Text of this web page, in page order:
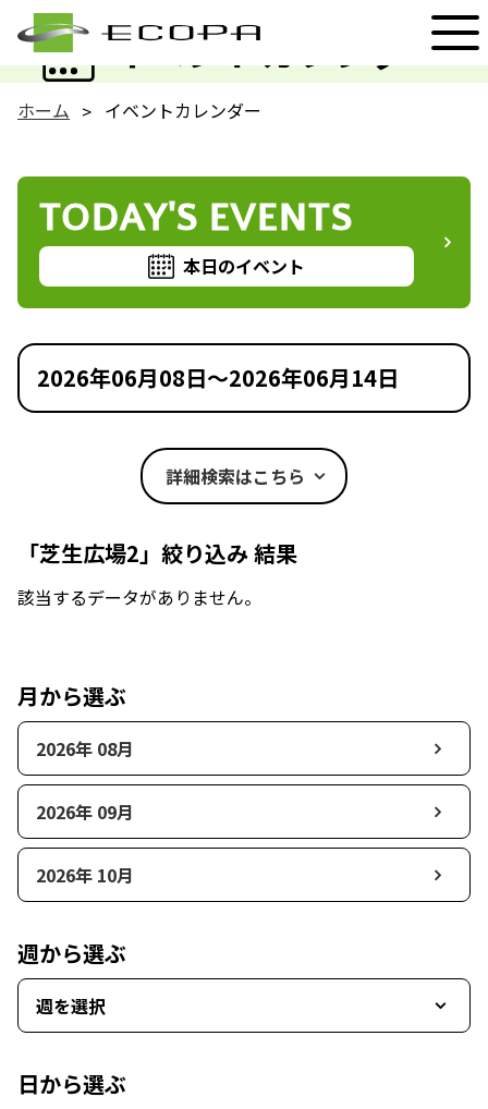
イベントカレンダー
EVENT
ホーム イベントカレンダー
TODAY'S EVENTS
本日のイベント
2026年06月08日～2026年06月14日
詳細検索はこちら
「芝生広場2」絞り込み 結果
該当するデータがありません。
月から選ぶ
2026年 08月
2026年 09月
2026年 10月
週から選ぶ
週を選択
日から選ぶ